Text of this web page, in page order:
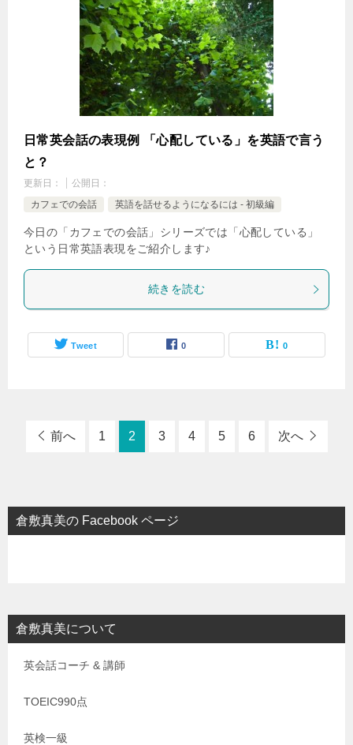
日常英会話の表現例 「心配している」を英語で言う
と？
更新日：
公開日：
カフェでの会話
英語を話せるようになるには - 初級編
今日の「カフェでの会話」シリーズでは「心配している」
という日常英語表現をご紹介します♪
続きを読む
Tweet 0 0
前へ 1 2 3 4 5 6 次へ
倉敷真美の Facebook ページ
倉敷真美について
英会話コーチ & 講師
TOEIC990点
英検一級